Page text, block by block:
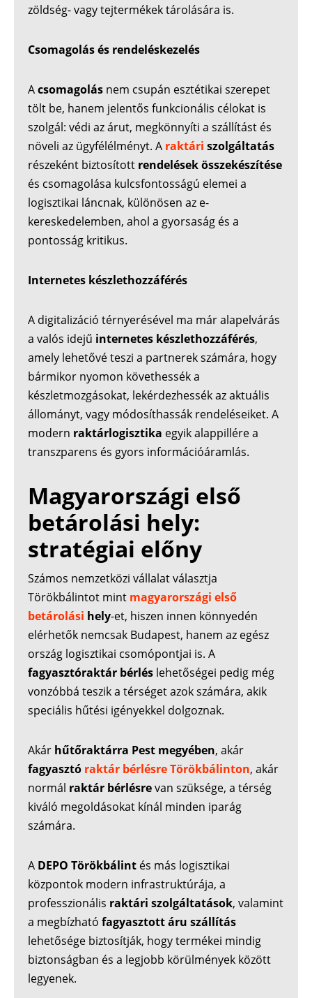
zöldség- vagy tejtermékek tárolására is.
Csomagolás és rendeléskezelés
Acsomagolás nem csupán esztétikai szerepet
tölt be, hanem jelentős funkcionális célokat is
szolgál: védi az árut, megkönnyíti a szállítást és
növeli az ügyfélélményt. A raktári szolgáltatás
részeként biztosított rendelések összekészítése
és csomagolása kulcsfontosságú elemei a
logisztikai láncnak, különösen az e-
kereskedelemben, ahol a gyorsaság és a
pontosság kritikus.
Internetes készlethozzáférés
A digitalizáció térnyerésével ma már alapelvárás
a valós idejű internetes készlethozzáférés,
amely lehetővé teszi a partnerek számára, hogy
bármikor nyomon követhessék a
készletmozgásokat, lekérdezhessék az aktuális
állományt, vagy módosíthassák rendeléseiket. A
modern raktárlogisztika egyik alappillére a
transzparens és gyors információáramlás.
Magyarországi első
betárolási hely:
stratégiai előny
Számos nemzetközi vállalat választja
Törökbálintot mint magyarországi első
betárolási hely-et, hiszen innen könnyedén
elérhetők nemcsak Budapest, hanem az egész
ország logisztikai csomópontjai is. A
fagyasztóraktár bérlés lehetőségei pedig még
vonzóbbá teszik a térséget azok számára, akik
speciális hűtési igényekkel dolgoznak.
Akár hűtőraktárra Pest megyében, akár
fagyasztó raktár bérlésre Törökbálinton, akár
normál raktár bérlésrevan szüksége, a térség
kiváló megoldásokat kínál minden iparág
számára.
A DEPO Törökbálint és más logisztikai
központok modern infrastruktúrája, a
professzionális raktári szolgáltatások, valamint
a megbízható fagyasztott áru szállítás
lehetősége biztosítják, hogy termékei mindig
biztonságban és a legjobb körülmények között
legyenek.